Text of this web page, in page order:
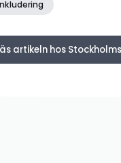
artikeln hos